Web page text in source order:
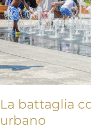
La battaglia
urbano